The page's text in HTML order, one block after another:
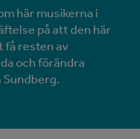
här musikerna i
på att den här
få resten av
och förändra